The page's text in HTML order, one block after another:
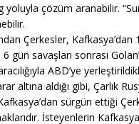
yoluyla çözüm aranabilir.
Çerkesler, Kafkasya’dan
6 gün savaşları sonrası
ABD’ye
altına aldığı gibi, Çarlık
sürgün ettiği
İsteyenlerin